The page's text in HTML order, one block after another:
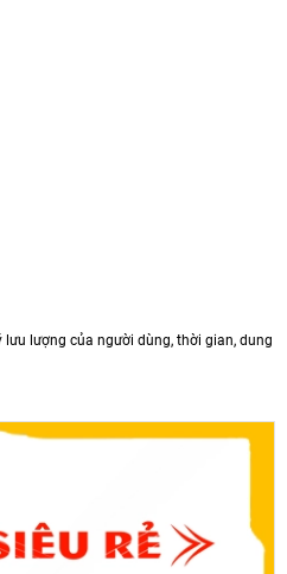
lưu lượng của người dùng, thời gian, dung